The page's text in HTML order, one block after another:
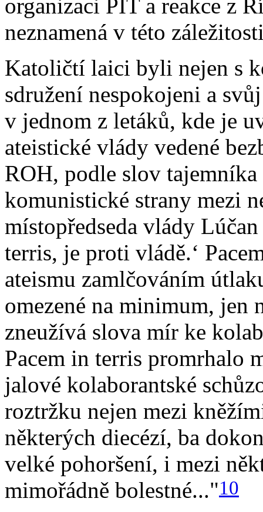
organizaci PIT a reakce z
neznamená v této
Katoličtí laici byli nejen s
sdružení nespokojeni a
v jednom z letáků, kde je
ateistické vlády vedené
ROH, podle slov
komunistické strany mezi
místopředseda vlády
terris, je proti vládě.‘
ateismu zamlčováním
omezené na minimum, jen
zneužívá slova mír ke
Pacem in terris promrhalo
jalové kolaborantské
roztržku nejen mezi
některých diecézí, ba
velké pohoršení, i mezi
mimořádně bolestné..."10